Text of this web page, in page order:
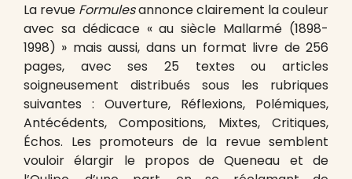
La revue Formulesannonce clairement la couleur
avec sa dédicace « au siècle Mallarmé (1898-
1998) » mais aussi, dans un format livre de 256
pages, avec ses 25 textes ou articles
soigneusement distribués sous les rubriques
suivantes : Ouverture, Réflexions, Polémiques,
Antécédents, Compositions, Mixtes, Critiques,
Échos. Les promoteurs de la revue semblent
vouloir élargir le propos de Queneau et de